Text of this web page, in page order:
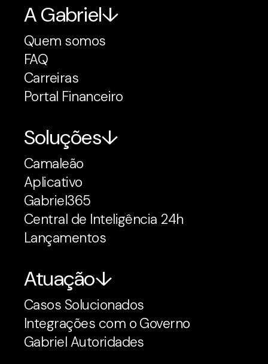
A Gabriel
Quem somos
FAQ
Carreiras
Portal Financeiro
Soluções
Camaleão
Aplicativo
Gabriel365
Central de Inteligência 24h
Lançamentos
Atuação
Casos Solucionados
Integrações com o Governo
Gabriel Autoridades